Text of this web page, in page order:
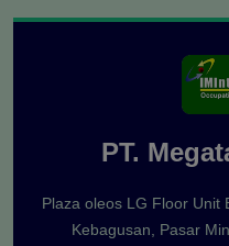
PT.
Plaza oleos LG Floor Unit
Kebagusan, Pasar